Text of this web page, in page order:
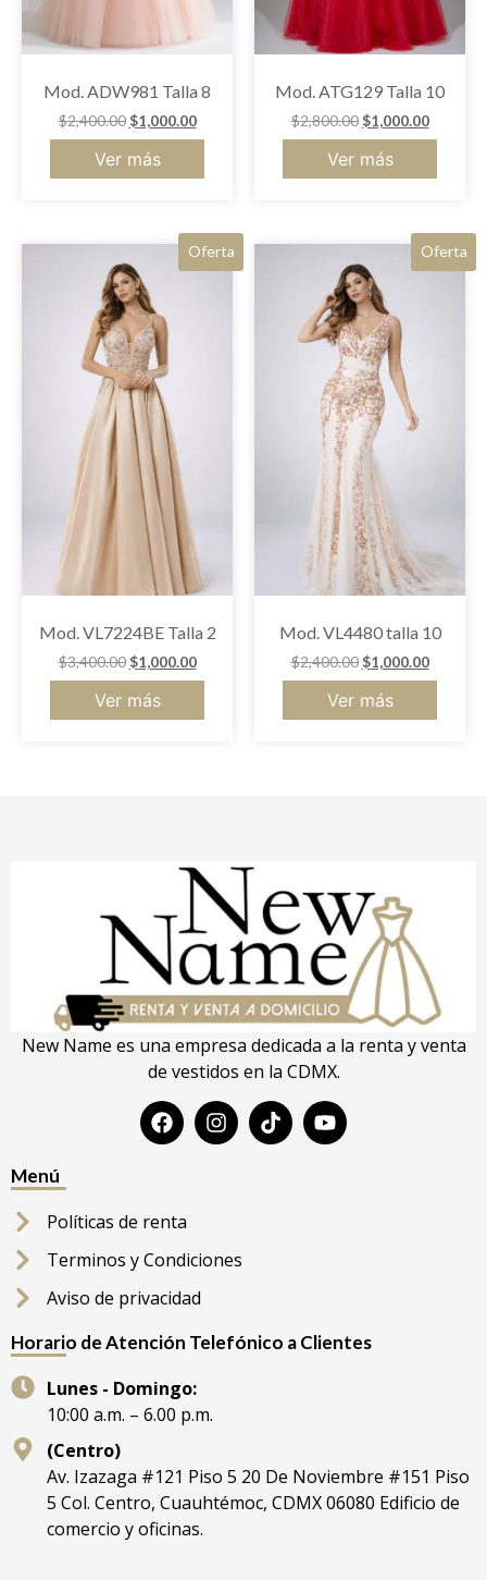
Mod. ADW981 Talla 8
$2,400.00 $1,000.00
Ver más
Mod. ATG129 Talla 10
$2,800.00 $1,000.00
Ver más
Oferta
Mod. VL7224BE Talla 2
$3,400.00 $1,000.00
Ver más
Oferta
Mod. VL4480 talla 10
$2,400.00 $1,000.00
Ver más
New Name es una empresa dedicada a la renta y venta
de vestidos en la CDMX.
Menú
Políticas de renta
Terminos y Condiciones
Aviso de privacidad
Horario de Atención Telefónico a Clientes
Lunes - Domingo:
10:00 a.m. – 6.00 p.m.
(Centro)
Av. Izazaga #121 Piso 5 20 De Noviembre #151 Piso
5 Col. Centro, Cuauhtémoc, CDMX 06080 Edificio de
comercio y oficinas.